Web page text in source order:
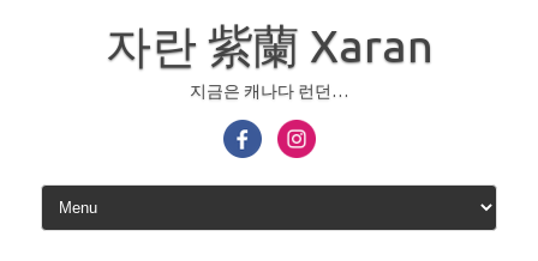
자란 紫蘭 Xaran
지금은 캐나다 런던…